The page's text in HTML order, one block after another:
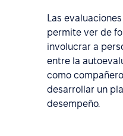
Las
permite ver de
involucrar a
entre la
como
desarrollar un
desempeño.